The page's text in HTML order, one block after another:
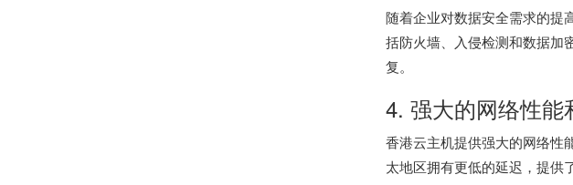
随着企业对数据安全需求的提
括防火墙、入侵检测和数据加
复。
4. 强大的网络性能
香港云主机提供强大的网络性
太地区拥有更低的延迟，提供